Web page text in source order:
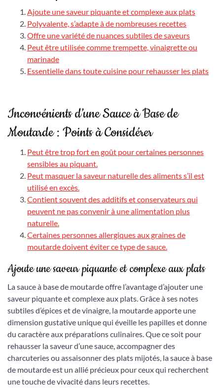
Ajoute une saveur piquante et complexe aux plats
Polyvalente, s’adapte à de nombreuses recettes
Offre une variété de nuances subtiles de saveurs
Peut être utilisée comme trempette, vinaigrette ou
marinade
Essentielle dans toute cuisine pour rehausser les plats
Inconvénients d’une Sauce à Base de
Moutarde : Points à Considérer
Peut être trop fort en goût pour certaines personnes
sensibles au piquant.
Peut masquer la saveur naturelle des aliments s’il est
utilisé en excès.
Contient souvent des additifs et conservateurs qui
peuvent ne pas convenir à une alimentation plus
naturelle.
Certaines personnes allergiques aux graines de
moutarde doivent éviter ce type de sauce.
Ajoute une saveur piquante et complexe aux plats
La sauce à base de moutarde offre l’avantage d’ajouter une
saveur piquante et complexe aux plats. Grâce à ses notes
subtiles d’épices et de vinaigre, la moutarde apporte une
dimension gustative unique qui éveille les papilles et donne
du caractère aux préparations culinaires. Que ce soit pour
rehausser la saveur d’une sauce, accompagner des
charcuteries ou assaisonner des plats mijotés, la sauce à base
de moutarde est un allié précieux pour ceux qui recherchent
une touche de vivacité dans leurs recettes.